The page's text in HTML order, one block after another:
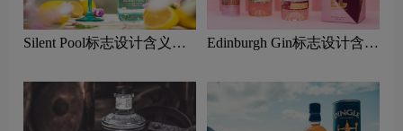
Silent Pool标志设计含义及
Edinburgh Gin标志设计含义